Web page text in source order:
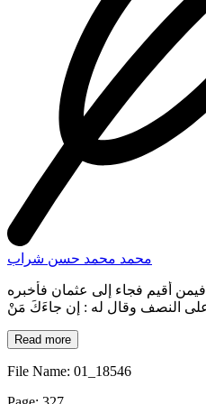
محمد محمد حسن شراب
أقيم فجاء إلى عثمان فأخبره
النصف وقال له : إن جاءَكَ مَنْ
مزود رأس المال ومزود ربح [عن التراتيب ٢٦/٢ ، نقلاً عن مقدمة
ونواحيها ،والبادية والطائف،
Read more
File Name: 01_18546